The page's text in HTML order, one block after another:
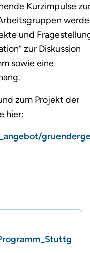
Kurzimpulse
und
zur Diskussion
sowie eine
zum Projekt der
hier: